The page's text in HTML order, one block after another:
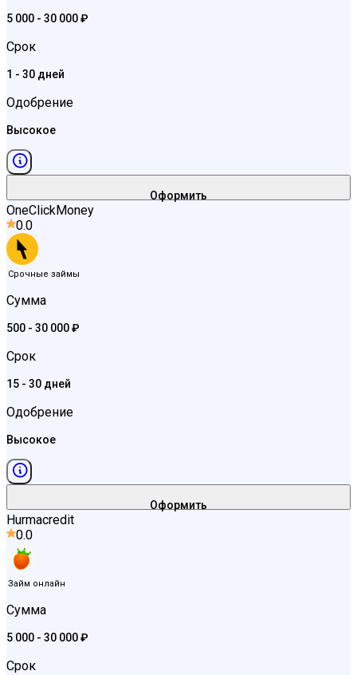
5 000 - 30 000 ₽
Срок
1 - 30 дней
Одобрение
Высокое
Оформить
OneClickMoney
0.0
Срочные займы
Сумма
500 - 30 000 ₽
Срок
15 - 30 дней
Одобрение
Высокое
Оформить
Hurmacredit
0.0
Займ онлайн
Сумма
5 000 - 30 000 ₽
Срок